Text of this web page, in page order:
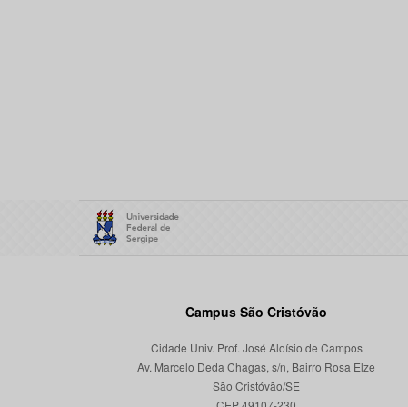
Campus São Cristóvão
Cidade Univ. Prof. José Aloísio de Campos
Av. Marcelo Deda Chagas, s/n, Bairro Rosa Elze
São Cristóvão/SE